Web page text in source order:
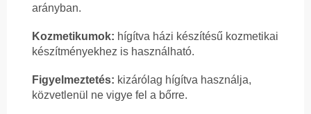
arányban.
Kozmetikumok: hígítva házi készítésű kozmetikai
készítményekhez is használható.
Figyelmeztetés: kizárólag hígítva használja,
közvetlenül ne vigye fel a bőrre.